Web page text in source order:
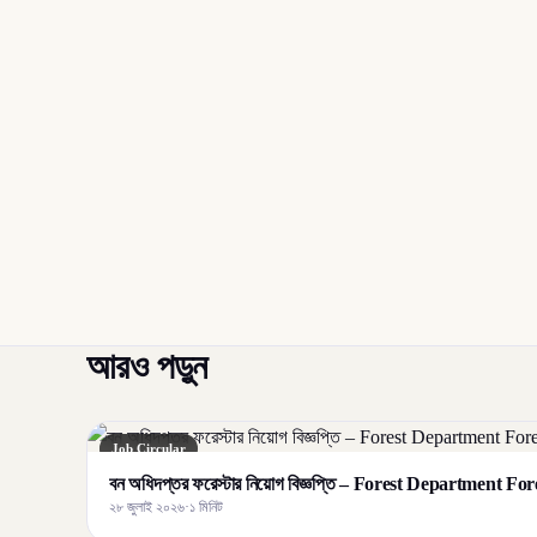
আরও পড়ুন
Job Circular
বন অধিদপ্তর ফরেস্টার নিয়োগ বিজ্ঞপ্তি – Forest Department
২৮ জুলাই ২০২৬·১ মিনিট